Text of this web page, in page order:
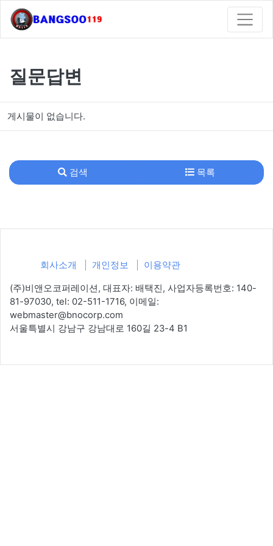
질문답변
게시물이 없습니다.
검색 목록
회사소개 개인정보 이용약관
(주)비앤오코퍼레이션, 대표자: 배택진, 사업자등록번호: 140-
81-97030, tel: 02-511-1716, 이메일:
webmaster@bnocorp.com
서울특별시 강남구 강남대로 160길 23-4 B1